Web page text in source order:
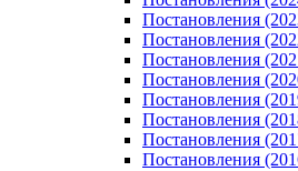
Постановления
Постановления
Постановления
Постановления
Постановления
Постановления
Постановления
Постановления